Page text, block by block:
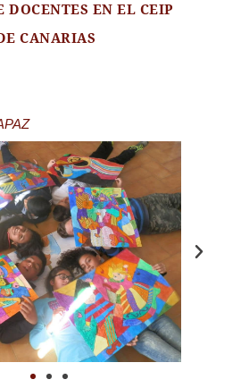
DOCENTES EN EL CEIP
CANARIAS